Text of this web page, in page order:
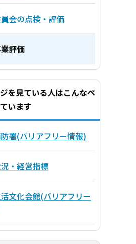
会の点検・評価
評価
を見ている人はこんなペ
います
署(バリアフリー情報)
・経営指標
文化会館(バリアフリー